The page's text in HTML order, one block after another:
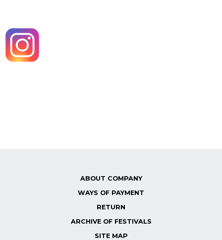
ABOUT COMPANY
WAYS OF PAYMENT
RETURN
ARCHIVE OF FESTIVALS
SITE MAP